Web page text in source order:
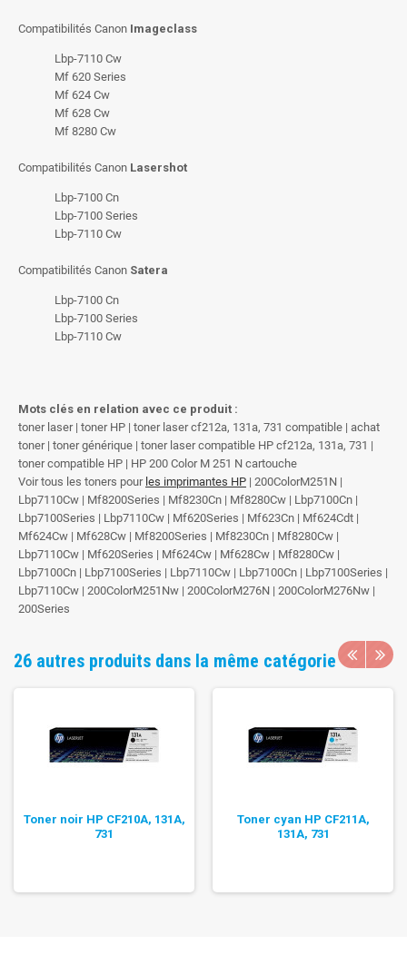
Compatibilités Canon Imageclass
Lbp-7110 Cw
Mf 620 Series
Mf 624 Cw
Mf 628 Cw
Mf 8280 Cw
Compatibilités Canon Lasershot
Lbp-7100 Cn
Lbp-7100 Series
Lbp-7110 Cw
Compatibilités Canon Satera
Lbp-7100 Cn
Lbp-7100 Series
Lbp-7110 Cw
Mots clés en relation avec ce produit :
toner laser | toner HP | toner laser cf212a, 131a, 731 compatible | achat
toner | toner générique | toner laser compatible HP cf212a, 131a, 731 |
toner compatible HP | HP 200 Color M 251 N cartouche
Voir tous les toners pour les imprimantes HP | 200ColorM251N |
Lbp7110Cw | Mf8200Series | Mf8230Cn | Mf8280Cw | Lbp7100Cn |
Lbp7100Series | Lbp7110Cw | Mf620Series | Mf623Cn | Mf624Cdt |
Mf624Cw | Mf628Cw | Mf8200Series | Mf8230Cn | Mf8280Cw |
Lbp7110Cw | Mf620Series | Mf624Cw | Mf628Cw | Mf8280Cw |
Lbp7100Cn | Lbp7100Series | Lbp7110Cw | Lbp7100Cn | Lbp7100Series |
Lbp7110Cw | 200ColorM251Nw | 200ColorM276N | 200ColorM276Nw |
200Series
26 autres produits dans la même catégorie
Toner noir HP CF210A, 131A,
731
Toner cyan HP CF211A,
131A, 731